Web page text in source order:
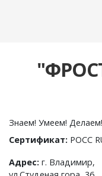
Знаем! Умеем! Делаем!
Сертификат: РОСС
Адрес: г. Владимир,